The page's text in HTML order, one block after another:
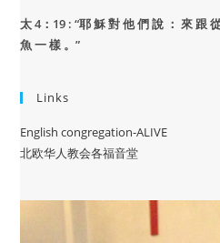
太 4：19 : “耶 穌 對 他 們 說 ： 來 跟
魚 一 樣 。”
Links
English congregation-ALIVE
北欧华人教会各福音堂